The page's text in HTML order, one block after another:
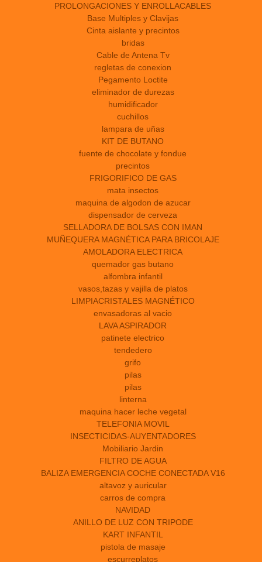
PROLONGACIONES Y ENROLLACABLES
Base Multiples y Clavijas
Cinta aislante y precintos
bridas
Cable de Antena Tv
regletas de conexion
Pegamento Loctite
eliminador de durezas
humidificador
cuchillos
lampara de uñas
KIT DE BUTANO
fuente de chocolate y fondue
precintos
FRIGORIFICO DE GAS
mata insectos
maquina de algodon de azucar
dispensador de cerveza
SELLADORA DE BOLSAS CON IMAN
MUÑEQUERA MAGNÉTICA PARA BRICOLAJE
AMOLADORA ELECTRICA
quemador gas butano
alfombra infantil
vasos,tazas y vajilla de platos
LIMPIACRISTALES MAGNÉTICO
envasadoras al vacio
LAVA ASPIRADOR
patinete electrico
tendedero
grifo
pilas
pilas
linterna
maquina hacer leche vegetal
TELEFONIA MOVIL
INSECTICIDAS-AUYENTADORES
Mobiliario Jardin
FILTRO DE AGUA
BALIZA EMERGENCIA COCHE CONECTADA V16
altavoz y auricular
carros de compra
NAVIDAD
ANILLO DE LUZ CON TRIPODE
KART INFANTIL
pistola de masaje
escurreplatos